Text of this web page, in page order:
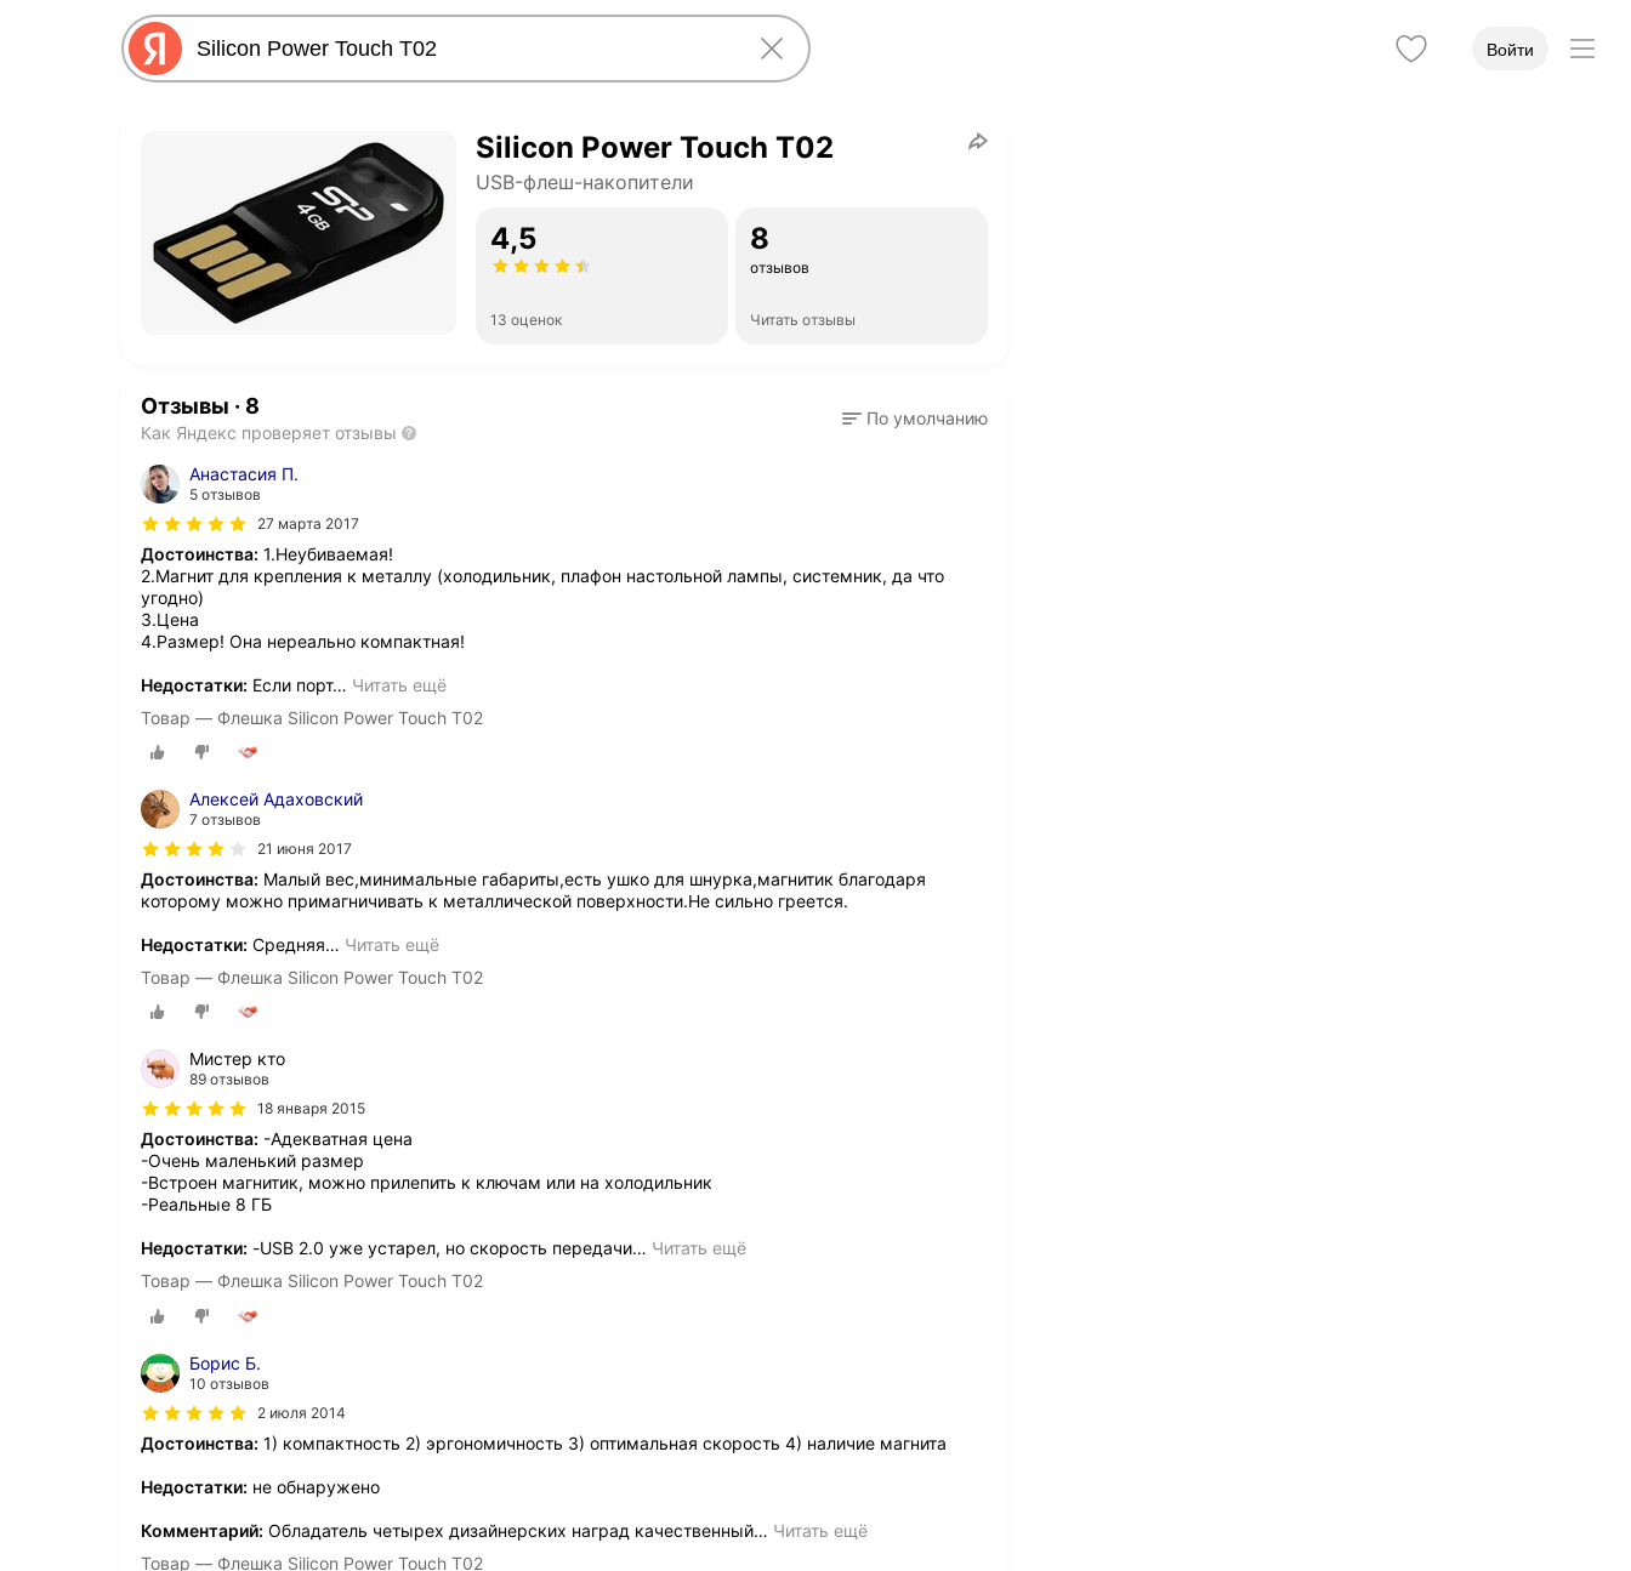
Войти
Silicon Power Touch T02
USB-флеш-накопители
4,5
13 оценок
8
отзывов
Читать отзывы
Отзывы · 8
Как Яндекс проверяет отзывы
По умолчанию
Анастасия П.
5 отзывов
27 марта 2017
Достоинства: 1.Неубиваемая!
2.Магнит для крепления к металлу (холодильник, плафон настольной лампы, системник, да что
угодно)
3.Цена
4.Размер! Она нереально компактная!
Недостатки: Если порт… Читать ещё
Товар — Флешка Silicon Power Touch T02
Алексей Адаховский
7 отзывов
21 июня 2017
Достоинства: Малый вес,минимальные габариты,есть ушко для шнурка,магнитик благодаря
которому можно примагничивать к металлической поверхности.Не сильно греется.
Недостатки: Средняя… Читать ещё
Товар — Флешка Silicon Power Touch T02
Мистер кто
89 отзывов
18 января 2015
Достоинства: -Адекватная цена
-Очень маленький размер
-Встроен магнитик, можно прилепить к ключам или на холодильник
-Реальные 8 ГБ
Недостатки: -USB 2.0 уже устарел, но скорость передачи… Читать ещё
Товар — Флешка Silicon Power Touch T02
Борис Б.
10 отзывов
2 июля 2014
Достоинства: 1) компактность 2) эргономичность 3) оптимальная скорость 4) наличие магнита
Недостатки: не обнаружено
Комментарий: Обладатель четырех дизайнерских наград качественный… Читать ещё
Товар — Флешка Silicon Power Touch T02